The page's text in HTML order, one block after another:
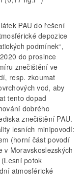
PAU do řešení
depozice
podmínek“,
do prosince
znečištění ve
resp. zkoumat
vod, aby
tento dopad
dobrého
znečištění PAU.
lesních minipovodí:
(horní část povodí
v Moravskoslezských
potok
atmosférické